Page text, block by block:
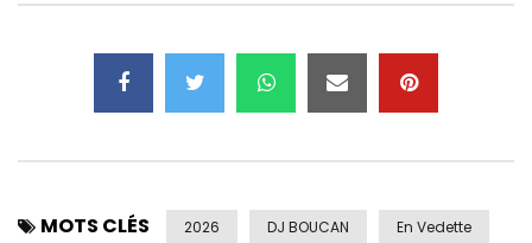
MOTS CLÉS 2026 DJ BOUCAN En Vedette